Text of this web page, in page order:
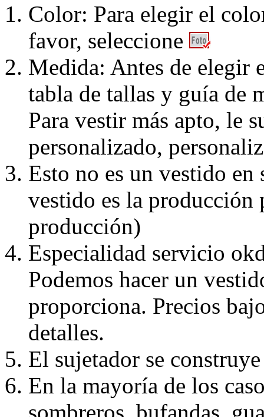
Color: Para elegir el
favor, seleccione
Medida: Antes de elegir
tabla de tallas y guía de
Para vestir más apto, le
personalizado,
Esto no es un vestido
vestido es la producción
producción)
Especialidad servicio
Podemos hacer un
proporciona. Precios
detalles.
El sujetador se
En la mayoría de los